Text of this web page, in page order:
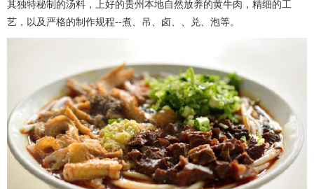
其独特秘制的汤料，上好的贵州本地自然放养的黄牛肉，精细的工
艺，以及严格的制作规程--煮、吊、卤、、兑、泡等。